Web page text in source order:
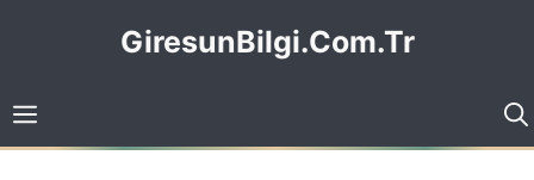
GiresunBilgi.Com.Tr